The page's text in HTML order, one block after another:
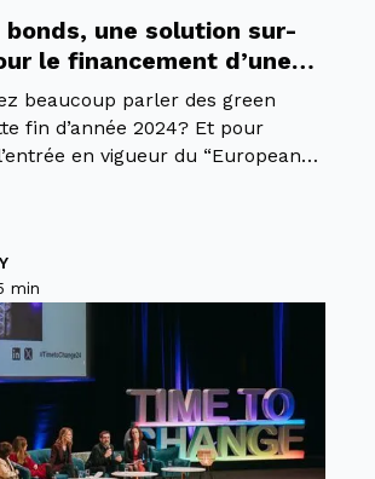
bonds, une solution sur-
le financement d’une
durable ?
beaucoup parler des green
fin d’année 2024? Et pour
en vigueur du “European
réglementaire.
min